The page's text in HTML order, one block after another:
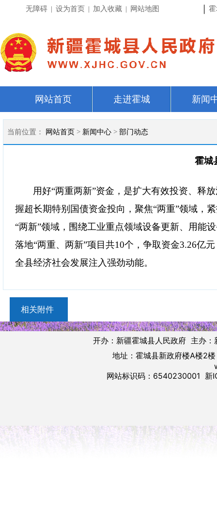
无障碍 | 设为首页 | 加入收藏 | 网站地图
网站首页 走进霍城 新闻
当前位置： 网站首页 > 新闻中心 > 部门动态
霍城
用好“两重两新”资金，是扩大有效投资、释
握超长期特别国债资金投向，聚焦“两重”领域，
“两新”领域，围绕工业重点领域设备更新、用能
落地“两重、两新”项目共10个，争取资金3.26亿
全县经济社会发展注入强劲动能。
相关附件
开办：新疆霍城县人民政府 主办
地址：霍城县新政府楼A楼
网站标识码：6540230001 新